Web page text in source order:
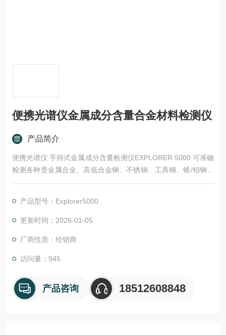
便携光谱仪金属成分含量合金材料检测仪
产品简介
便携光谱仪 手持式金属成分含量检测仪EXPLORER 5000 可准确
检测各种贵金属合金、高低合金钢、不锈钢、工具钢、铬/钼钢、
镍合金、钴合金、镍/钴耐热合金、钛合金、铜合金、青铜、锌合
号。还可对铝、镁轻合金牌号进行快速鉴定，并可对材料进行可
靠性鉴别(PMI)和确认，掌控材料品质。
产品型号：Explorer5000
更新时间：2026-01-05
厂商性质：经销商
访问量：945
产品咨询 18512608848